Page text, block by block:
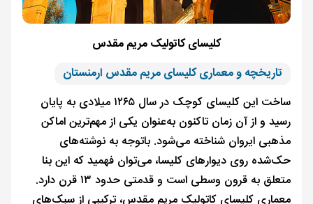
کلیسای کاتولیک مریم مقدس
تاریخچه و معماری کلیسای مریم مقدس ارمنستان
ساخت این کلیسای کوچک در سال ۱۲۶۵ میلادی به پایان
رسید و از آن زمان تاکنون به‌عنوان یکی از مهم‌ترین اماکن
مذهبی ایروان شناخته می‌شود. باتوجه به نوشته‌های
حک‌شده روی دیوارهای کلیسا، می‌توان فهمید که این بنا
متعلق به قرون وسطی است و قدمتی حدود ۱۳ قرن دارد.
معماری کلیسای کاتولیک مریم مقدس، ترکیبی از سبک‌های